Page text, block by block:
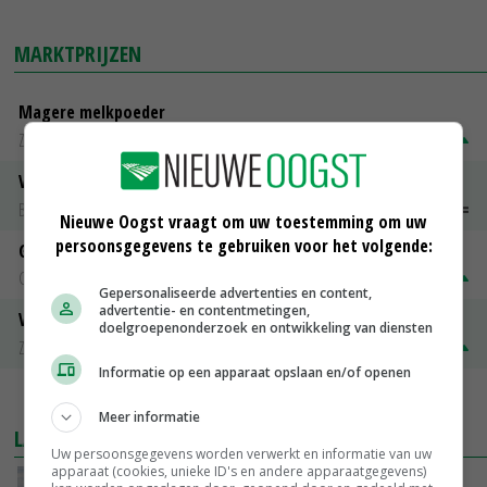
MARKTPRIJZEN
Magere melkpoeder
Zuivel NL
Vleeskuikens 2001-2600 gr
Barneveld
€ 1,09
Gerst
Groningen
Volle melkpoeder
Zuivel NL
LAATSTE NIEUWS
Nieuwe Oogst vraagt om uw toestemming om uw
persoonsgegevens te gebruiken voor het volgende:
Gepersonaliseerde advertenties en content,
advertentie- en contentmetingen,
doelgroepenonderzoek en ontwikkeling van diensten
Informatie op een apparaat opslaan en/of openen
Meer informatie
Uw persoonsgegevens worden verwerkt en informatie van uw
apparaat (cookies, unieke ID's en andere apparaatgegevens)